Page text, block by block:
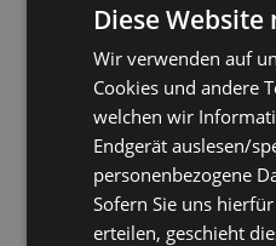
Diese
Wir verwenden auf
Cookies und andere
welchen wir
Endgerät auslesen/
personenbezogene
Sofern Sie uns
erteilen, geschieht